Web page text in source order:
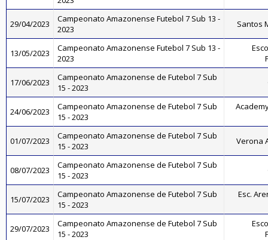
29/04/2023
Campeonato Amazonense Futebol 7 Sub 13 -
2023
Santos
13/05/2023
Campeonato Amazonense Futebol 7 Sub 13 -
2023
17/06/2023
Campeonato Amazonense de Futebol 7 Sub
15 - 2023
24/06/2023
Campeonato Amazonense de Futebol 7 Sub
15 - 2023
01/07/2023
Campeonato Amazonense de Futebol 7 Sub
15 - 2023
Verona
08/07/2023
Campeonato Amazonense de Futebol 7 Sub
15 - 2023
15/07/2023
Campeonato Amazonense de Futebol 7 Sub
15 - 2023
Esc.
29/07/2023
Campeonato Amazonense de Futebol 7 Sub
15 - 2023